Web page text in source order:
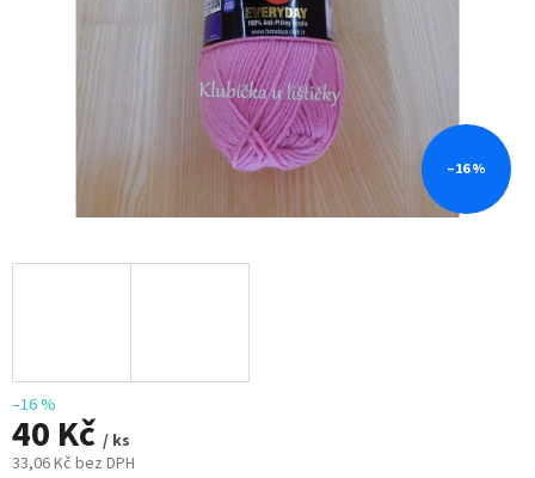
–16 %
–16 %
40 Kč / ks
33,06 Kč bez DPH